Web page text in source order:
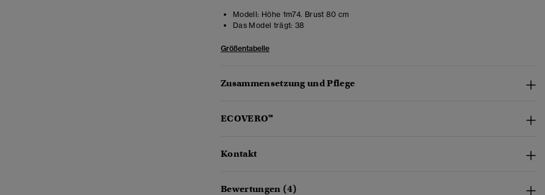
Modell: Höhe 1m74. Brust 80 cm
Das Model trägt: 38
Größentabelle
Zusammensetzung und Pflege
ECOVERO™
Kontakt
Bewertungen (4)